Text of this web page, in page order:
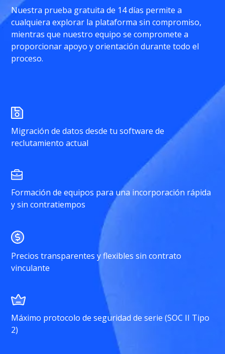
Nuestra prueba gratuita de 14 días permite a
cualquiera explorar la plataforma sin compromiso,
mientras que nuestro equipo se compromete a
proporcionar apoyo y orientación durante todo el
proceso.
Migración de datos desde tu software de
reclutamiento actual
Formación de equipos para una incorporación rápida
y sin contratiempos
Precios transparentes y flexibles sin contrato
vinculante
Máximo protocolo de seguridad de serie (SOC II Tipo
2)